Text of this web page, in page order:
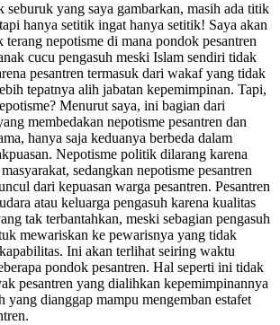
seburuk yang saya gambarkan, masih ada titik
hanya setitik ingat hanya setitik! Saya akan
nepotisme di mana pondok pesantren
cucu pengasuh meski Islam sendiri tidak
pesantren termasuk dari wakaf yang tidak
tepatnya alih jabatan kepemimpinan. Tapi,
Menurut saya, ini bagian dari
membedakan nepotisme pesantren dan
hanya saja keduanya berbeda dalam
Nepotisme politik dilarang karena
sedangkan nepotisme pesantren
dari kepuasan warga pesantren. Pesantren
atau keluarga pengasuh karena kualitas
tak terbantahkan, meski sebagian pengasuh
mewariskan ke pewarisnya yang tidak
Ini akan terlihat seiring waktu
pondok pesantren. Hal seperti ini tidak
pesantren yang dialihkan kepemimpinannya
yang dianggap mampu mengemban estafet